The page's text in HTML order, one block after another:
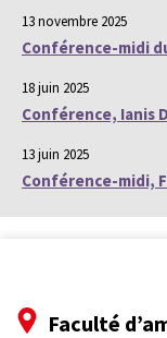
13 novembre 2025
Conférence-midi
18 juin 2025
Conférence, Ianis
13 juin 2025
Conférence-midi,
Faculté